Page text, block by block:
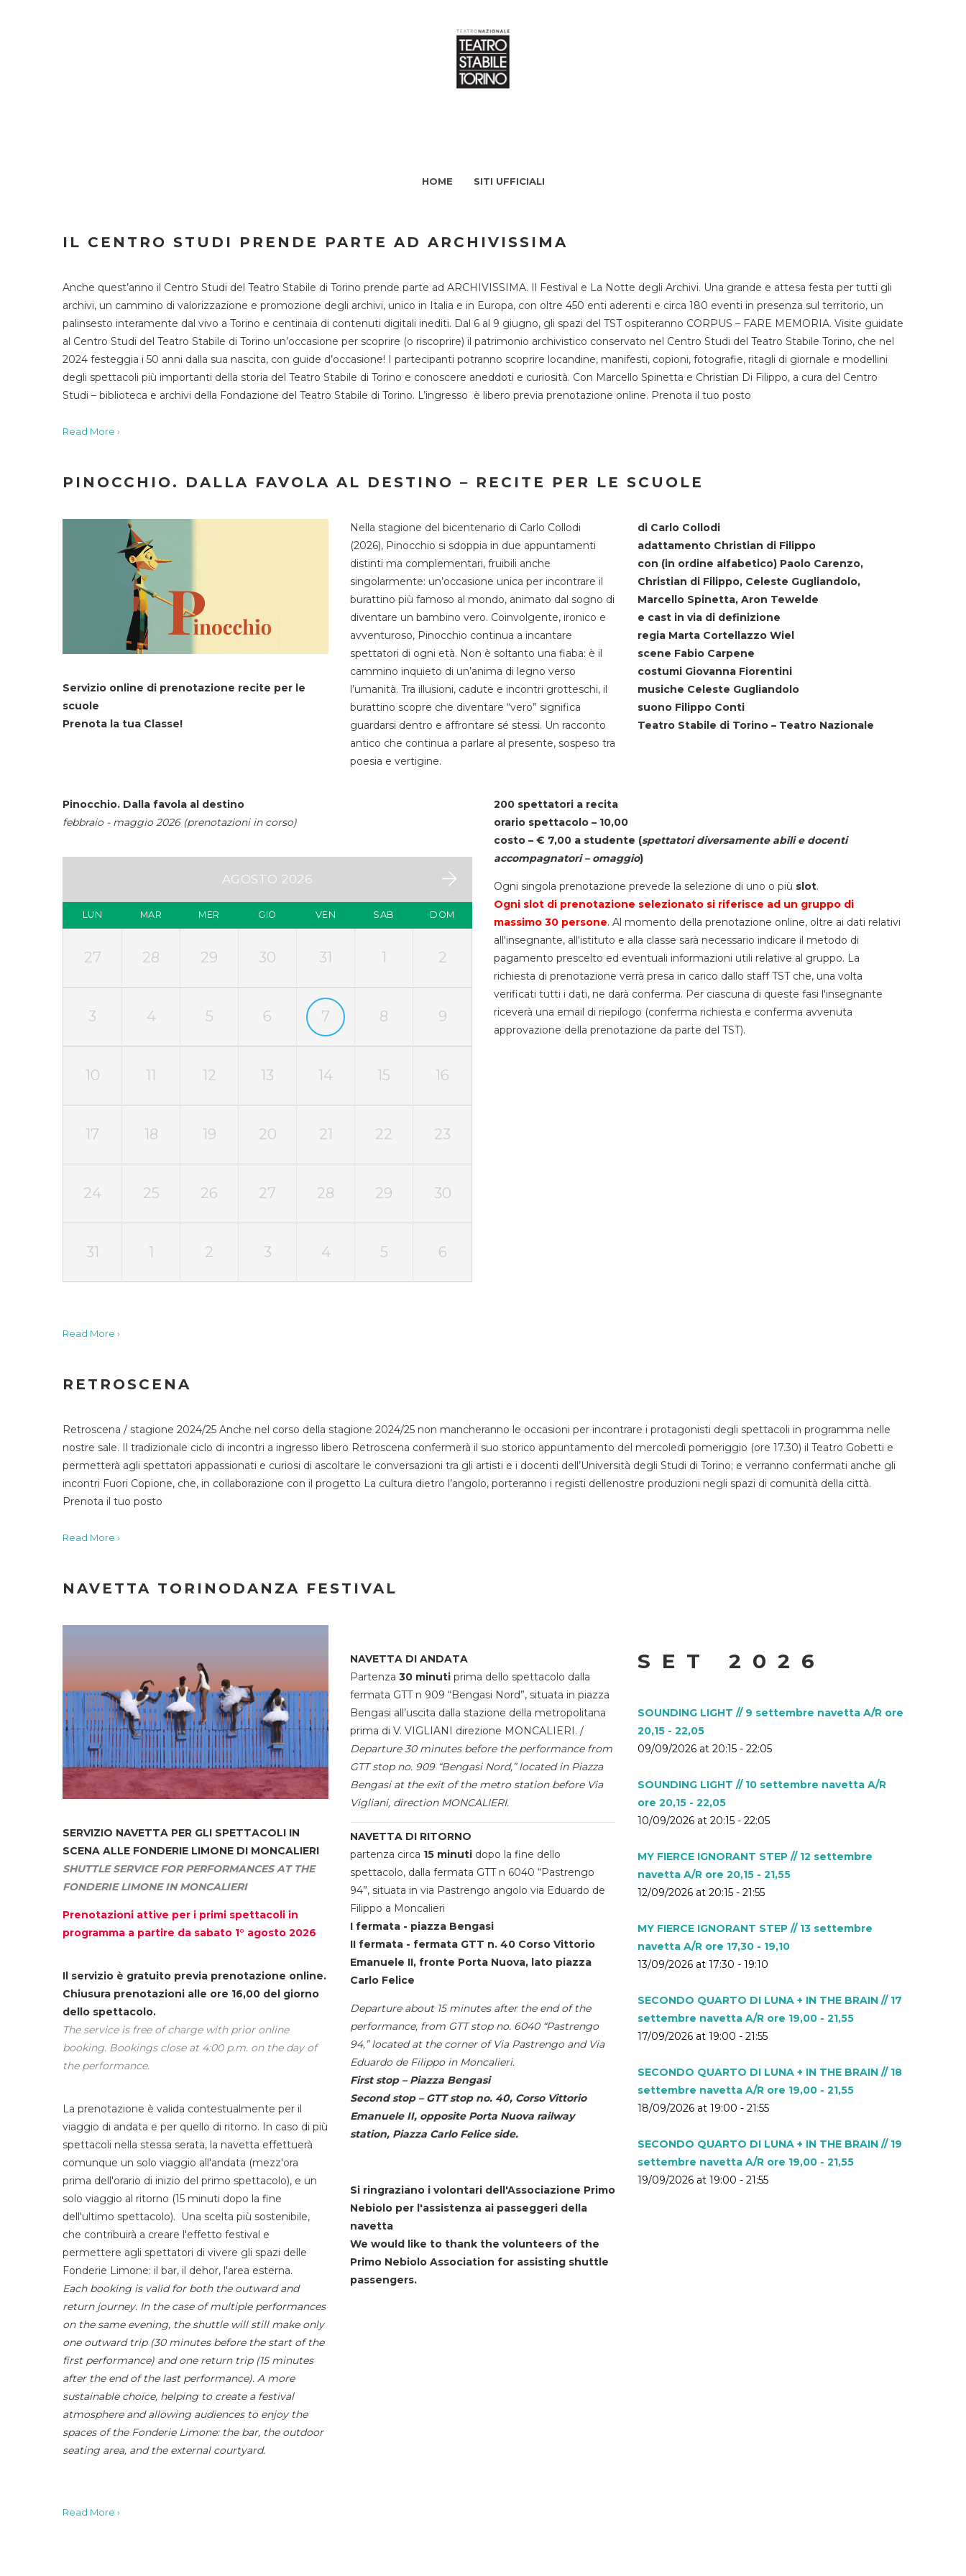
HOME SITI UFFICIALI
IL CENTRO STUDI PRENDE PARTE AD ARCHIVISSIMA
Anche quest’anno il Centro Studi del Teatro Stabile di Torino prende parte ad ARCHIVISSIMA. Il Festival e La Notte degli Archivi. Una grande e attesa festa per tutti gli
archivi, un cammino di valorizzazione e promozione degli archivi, unico in Italia e in Europa, con oltre 450 enti aderenti e circa 180 eventi in presenza sul territorio, un
palinsesto interamente dal vivo a Torino e centinaia di contenuti digitali inediti. Dal 6 al 9 giugno, gli spazi del TST ospiteranno CORPUS – FARE MEMORIA. Visite guidate
al Centro Studi del Teatro Stabile di Torino un’occasione per scoprire (o riscoprire) il patrimonio archivistico conservato nel Centro Studi del Teatro Stabile Torino, che nel
2024 festeggia i 50 anni dalla sua nascita, con guide d’occasione! I partecipanti potranno scoprire locandine, manifesti, copioni, fotografie, ritagli di giornale e modellini
degli spettacoli più importanti della storia del Teatro Stabile di Torino e conoscere aneddoti e curiosità. Con Marcello Spinetta e Christian Di Filippo, a cura del Centro
Studi – biblioteca e archivi della Fondazione del Teatro Stabile di Torino. L’ingresso è libero previa prenotazione online. Prenota il tuo posto
Read More ›
PINOCCHIO. DALLA FAVOLA AL DESTINO – RECITE PER LE SCUOLE
Servizio online di prenotazione recite per le
scuole
Prenota la tua Classe!
Nella stagione del bicentenario di Carlo Collodi
(2026), Pinocchio si sdoppia in due appuntamenti
distinti ma complementari, fruibili anche
singolarmente: un’occasione unica per incontrare il
burattino più famoso al mondo, animato dal sogno di
diventare un bambino vero. Coinvolgente, ironico e
avventuroso, Pinocchio continua a incantare
spettatori di ogni età. Non è soltanto una fiaba: è il
cammino inquieto di un’anima di legno verso
l’umanità. Tra illusioni, cadute e incontri grotteschi, il
burattino scopre che diventare “vero” significa
guardarsi dentro e affrontare sé stessi. Un racconto
antico che continua a parlare al presente, sospeso tra
poesia e vertigine.
di Carlo Collodi
adattamento Christian di Filippo
con (in ordine alfabetico) Paolo Carenzo,
Christian di Filippo, Celeste Gugliandolo,
Marcello Spinetta, Aron Tewelde
e cast in via di definizione
regia Marta Cortellazzo Wiel
scene Fabio Carpene
costumi Giovanna Fiorentini
musiche Celeste Gugliandolo
suono Filippo Conti
Teatro Stabile di Torino – Teatro Nazionale
Pinocchio. Dalla favola al destino
febbraio - maggio 2026 (prenotazioni in corso)
AGOSTO 2026
LUN MAR MER GIO VEN SAB DOM
27 28 29 30 31 1 2
3 4 5 6 7 8 9
10 11 12 13 14 15 16
17 18 19 20 21 22 23
24 25 26 27 28 29 30
31 1 2 3 4 5 6
200 spettatori a recita
orario spettacolo – 10,00
costo – € 7,00 a studente (spettatori diversamente abili e docenti
accompagnatori – omaggio)
Ogni singola prenotazione prevede la selezione di uno o più slot.
Ogni slot di prenotazione selezionato si riferisce ad un gruppo di
massimo 30 persone. Al momento della prenotazione online, oltre ai dati relativi
all'insegnante, all'istituto e alla classe sarà necessario indicare il metodo di
pagamento prescelto ed eventuali informazioni utili relative al gruppo. La
richiesta di prenotazione verrà presa in carico dallo staff TST che, una volta
verificati tutti i dati, ne darà conferma. Per ciascuna di queste fasi l'insegnante
riceverà una email di riepilogo (conferma richiesta e conferma avvenuta
approvazione della prenotazione da parte del TST).
Read More ›
RETROSCENA
Retroscena / stagione 2024/25 Anche nel corso della stagione 2024/25 non mancheranno le occasioni per incontrare i protagonisti degli spettacoli in programma nelle
nostre sale. Il tradizionale ciclo di incontri a ingresso libero Retroscena confermerà il suo storico appuntamento del mercoledì pomeriggio (ore 17.30) il Teatro Gobetti e
permetterà agli spettatori appassionati e curiosi di ascoltare le conversazioni tra gli artisti e i docenti dell’Università degli Studi di Torino; e verranno confermati anche gli
incontri Fuori Copione, che, in collaborazione con il progetto La cultura dietro l’angolo, porteranno i registi dellenostre produzioni negli spazi di comunità della città.
Prenota il tuo posto
Read More ›
NAVETTA TORINODANZA FESTIVAL
SERVIZIO NAVETTA PER GLI SPETTACOLI IN
SCENA ALLE FONDERIE LIMONE DI MONCALIERI
SHUTTLE SERVICE FOR PERFORMANCES AT THE
FONDERIE LIMONE IN MONCALIERI
Prenotazioni attive per i primi spettacoli in
programma a partire da sabato 1° agosto 2026
Il servizio è gratuito previa prenotazione online.
Chiusura prenotazioni alle ore 16,00 del giorno
dello spettacolo.
The service is free of charge with prior online
booking. Bookings close at 4:00 p.m. on the day of
the performance.
La prenotazione è valida contestualmente per il
viaggio di andata e per quello di ritorno. In caso di più
spettacoli nella stessa serata, la navetta effettuerà
comunque un solo viaggio all'andata (mezz'ora
prima dell'orario di inizio del primo spettacolo), e un
solo viaggio al ritorno (15 minuti dopo la fine
dell'ultimo spettacolo). Una scelta più sostenibile,
che contribuirà a creare l'effetto festival e
permettere agli spettatori di vivere gli spazi delle
Fonderie Limone: il bar, il dehor, l'area esterna.
Each booking is valid for both the outward and
return journey. In the case of multiple performances
on the same evening, the shuttle will still make only
one outward trip (30 minutes before the start of the
first performance) and one return trip (15 minutes
after the end of the last performance). A more
sustainable choice, helping to create a festival
atmosphere and allowing audiences to enjoy the
spaces of the Fonderie Limone: the bar, the outdoor
seating area, and the external courtyard.
NAVETTA DI ANDATA
Partenza 30 minuti prima dello spettacolo dalla
fermata GTT n 909 “Bengasi Nord”, situata in piazza
Bengasi all’uscita dalla stazione della metropolitana
prima di V. VIGLIANI direzione MONCALIERI. /
Departure 30 minutes before the performance from
GTT stop no. 909 “Bengasi Nord,” located in Piazza
Bengasi at the exit of the metro station before Via
Vigliani, direction MONCALIERI.
NAVETTA DI RITORNO
partenza circa 15 minuti dopo la fine dello
spettacolo, dalla fermata GTT n 6040 “Pastrengo
94”, situata in via Pastrengo angolo via Eduardo de
Filippo a Moncalieri
I fermata - piazza Bengasi
II fermata - fermata GTT n. 40 Corso Vittorio
Emanuele II, fronte Porta Nuova, lato piazza
Carlo Felice
Departure about 15 minutes after the end of the
performance, from GTT stop no. 6040 “Pastrengo
94,” located at the corner of Via Pastrengo and Via
Eduardo de Filippo in Moncalieri.
First stop – Piazza Bengasi
Second stop – GTT stop no. 40, Corso Vittorio
Emanuele II, opposite Porta Nuova railway
station, Piazza Carlo Felice side.
Si ringraziano i volontari dell'Associazione Primo
Nebiolo per l'assistenza ai passeggeri della
navetta
We would like to thank the volunteers of the
Primo Nebiolo Association for assisting shuttle
passengers.
SET 2026
SOUNDING LIGHT // 9 settembre navetta A/R ore
20,15 - 22,05
09/09/2026 at 20:15 - 22:05
SOUNDING LIGHT // 10 settembre navetta A/R
ore 20,15 - 22,05
10/09/2026 at 20:15 - 22:05
MY FIERCE IGNORANT STEP // 12 settembre
navetta A/R ore 20,15 - 21,55
12/09/2026 at 20:15 - 21:55
MY FIERCE IGNORANT STEP // 13 settembre
navetta A/R ore 17,30 - 19,10
13/09/2026 at 17:30 - 19:10
SECONDO QUARTO DI LUNA + IN THE BRAIN // 17
settembre navetta A/R ore 19,00 - 21,55
17/09/2026 at 19:00 - 21:55
SECONDO QUARTO DI LUNA + IN THE BRAIN // 18
settembre navetta A/R ore 19,00 - 21,55
18/09/2026 at 19:00 - 21:55
SECONDO QUARTO DI LUNA + IN THE BRAIN // 19
settembre navetta A/R ore 19,00 - 21,55
19/09/2026 at 19:00 - 21:55
Read More ›